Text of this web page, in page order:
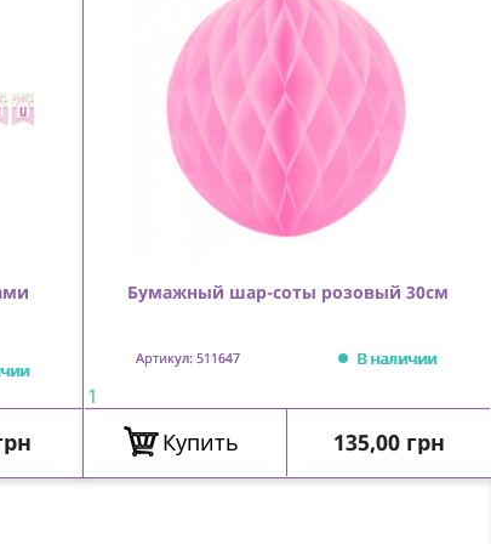
Бумажный шар-соты розовый 30см
Артикул: 511647 В наличии
1
Купить Цена
135,00 грн